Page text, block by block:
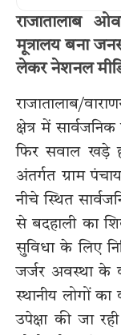
राजातालाब
मूत्रालय बना
लेकर नेशनल
राजातालाब/
क्षेत्र में
फिर सवाल खड़े
अंतर्गत ग्राम
नीचे स्थित
से बदहाली का
सुविधा के लिए
जर्जर अवस्था के
स्थानीय लोगों
उपेक्षा की जा